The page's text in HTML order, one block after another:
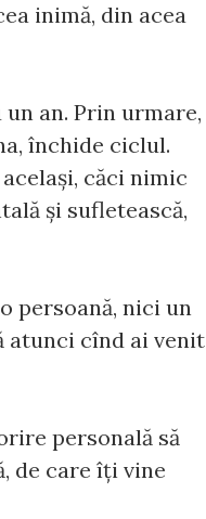
inimă, din acea
an. Prin urmare,
închide ciclul.
căci nimic
şi sufletească,
persoană, nici un
atunci cînd ai venit
personală să
de care îţi vine